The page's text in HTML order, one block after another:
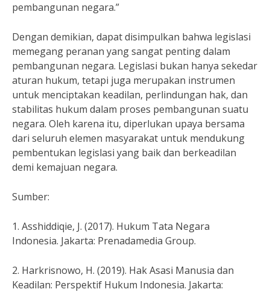
pembangunan negara.”
Dengan demikian, dapat disimpulkan bahwa legislasi
memegang peranan yang sangat penting dalam
pembangunan negara. Legislasi bukan hanya sekedar
aturan hukum, tetapi juga merupakan instrumen
untuk menciptakan keadilan, perlindungan hak, dan
stabilitas hukum dalam proses pembangunan suatu
negara. Oleh karena itu, diperlukan upaya bersama
dari seluruh elemen masyarakat untuk mendukung
pembentukan legislasi yang baik dan berkeadilan
demi kemajuan negara.
Sumber:
1. Asshiddiqie, J. (2017). Hukum Tata Negara
Indonesia. Jakarta: Prenadamedia Group.
2. Harkrisnowo, H. (2019). Hak Asasi Manusia dan
Keadilan: Perspektif Hukum Indonesia. Jakarta: